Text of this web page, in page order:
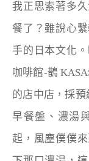
我正思索著多
餐了？雖說心
手的日本文化。
咖啡館-鵲
的店中店，採預
早餐盤、濃湯
起，風塵僕僕來